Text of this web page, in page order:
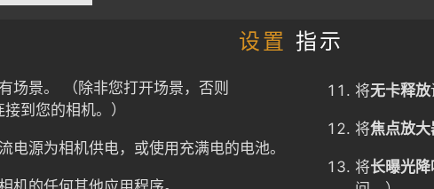
设置 指示
场景。 （除非您打开场景，否则
到您的相机。）
电源为相机供电，或使用充满电的电池。
将无卡释放
将焦点放大
将长曝光降